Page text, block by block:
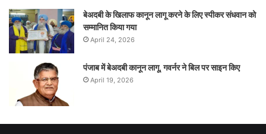
बेअदबी के खिलाफ कानून लागू करने के लिए स्पीकर संधवान को
सम्मानित किया गया
April 24, 2026
पंजाब में बेअदबी कानून लागू, गवर्नर ने बिल पर साइन किए
April 19, 2026